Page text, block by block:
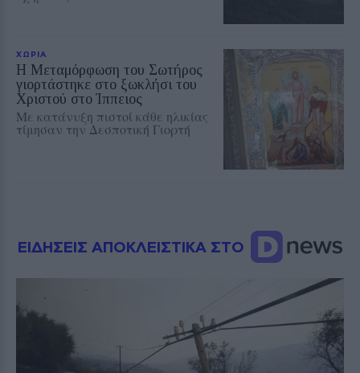
ΧΩΡΙΑ
Η Μεταμόρφωση του Σωτήρος
γιορτάστηκε στο ξωκλήσι του
Χριστού στο Ίππειος
Με κατάνυξη πιστοί κάθε ηλικίας
τίμησαν την Δεσποτική Γιορτή
ΕΙΔΗΣΕΙΣ ΑΠΟΚΛΕΙΣΤΙΚΑ ΣΤΟ